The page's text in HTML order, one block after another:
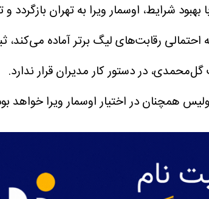
بهبود شرایط، اوسمار ویرا به تهران
رقابت‌های لیگ برتر آماده
در دستور کار مدیران قرار ندارد.
همچنان در اختیار اوسمار ویرا